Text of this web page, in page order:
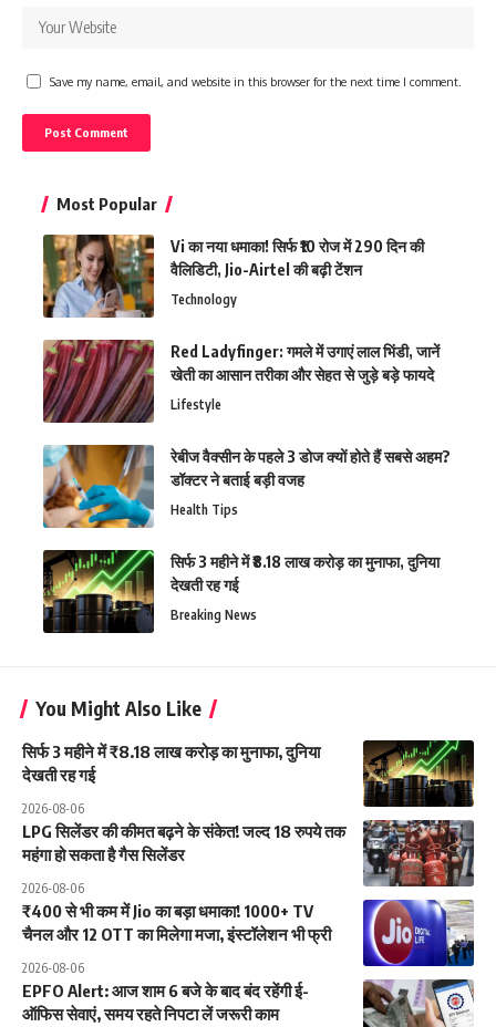
Save my name, email, and website in this browser for the next time I comment.
Most Popular
Vi का नया धमाका! सिर्फ ₹10 रोज में 290 दिन की
वैलिडिटी, Jio-Airtel की बढ़ी टेंशन
Technology
Red Ladyfinger: गमले में उगाएं लाल भिंडी, जानें
खेती का आसान तरीका और सेहत से जुड़े बड़े फायदे
Lifestyle
रेबीज वैक्सीन के पहले 3 डोज क्यों होते हैं सबसे अहम?
डॉक्टर ने बताई बड़ी वजह
Health Tips
सिर्फ 3 महीने में ₹8.18 लाख करोड़ का मुनाफा, दुनिया
देखती रह गई
Breaking News
You Might Also Like
सिर्फ 3 महीने में ₹8.18 लाख करोड़ का मुनाफा, दुनिया
देखती रह गई
2026-08-06
LPG सिलेंडर की कीमत बढ़ने के संकेत! जल्द 18 रुपये तक
महंगा हो सकता है गैस सिलेंडर
2026-08-06
₹400 से भी कम में Jio का बड़ा धमाका! 1000+ TV
चैनल और 12 OTT का मिलेगा मजा, इंस्टॉलेशन भी फ्री
2026-08-06
EPFO Alert: आज शाम 6 बजे के बाद बंद रहेंगी ई-
ऑफिस सेवाएं, समय रहते निपटा लें जरूरी काम